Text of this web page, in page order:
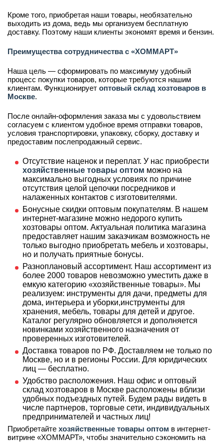
Кроме того, приобретая наши товары, необязательно
выходить из дома, ведь мы организуем бесплатную
доставку. Поэтому наши клиенты экономят время и бензин.
Преимущества сотрудничества с «ХОММАРТ»
Наша цель — сформировать по максимуму удобный
процесс покупки товаров, которые требуются нашим
клиентам. Функционирует оптовый склад хозтоваров в
Москве.
После онлайн-оформления заказа мы с удовольствием
согласуем с клиентом удобное время отправки товаров,
условия транспортировки, упаковку, сборку, доставку и
предоставим послепродажный сервис.
Отсутствие наценок и переплат. У нас приобрести
хозяйственные товары оптом можно на
максимально выгодных условиях по причине
отсутствия целой цепочки посредников и
налаженных контактов с изготовителями.
Бонусные скидки оптовым покупателям. В нашем
интернет-магазине можно недорого купить
хозтовары оптом. Актуальная политика магазина
предоставляет нашим заказчикам возможность не
только выгодно приобретать мебель и хозтовары,
но и получать приятные бонусы.
Разноплановый ассортимент. Наш ассортимент из
более 2000 товаров невозможно уместить даже в
емкую категорию «хозяйственные товары». Мы
реализуем: инструменты для дачи, предметы для
дома, интерьера и уборки,инструменты для
хранения, мебель, товары для детей и другое.
Каталог регулярно обновляется и дополняется
новинками хозяйственного назначения от
проверенных изготовителей.
Доставка товаров по РФ. Доставляем не только по
Москве, но и в регионы России. Для юридических
лиц — бесплатно.
Удобство расположения. Наш офис и оптовый
склад хозтоваров в Москве расположены вблизи
удобных подъездных путей. Будем рады видеть в
числе партнеров, торговые сети, индивидуальных
предпринимателей и частных лиц!
Приобретайте хозяйственные товары оптом в интернет-
витрине «ХОММАРТ», чтобы значительно сэкономить на